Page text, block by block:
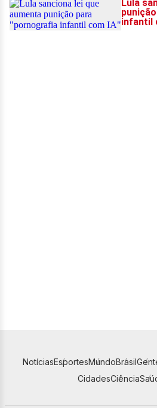
NotíciasEsportesMundoBrasil
CidadesCiência